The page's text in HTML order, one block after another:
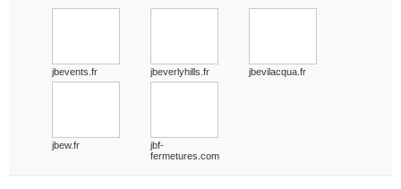
jbevents.fr jbeverlyhills.fr jbevilacqua.fr
jbew.fr
jbf-
fermetures.com